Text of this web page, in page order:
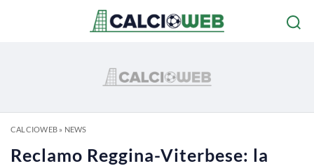
CALCIOWEB» NEWS
Reclamo Reggina-Viterbese: la